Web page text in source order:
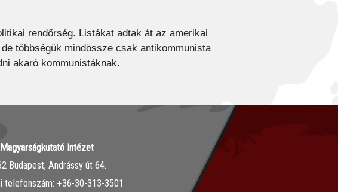
rendőrség. Listákat adtak át az amerikai
többségük mindössze csak antikommunista
akaró kommunistáknak.
Magyarságkutató Intézet
Budapest, Andrássy út 64.
telefonszám: ‭+36-30-313-3501